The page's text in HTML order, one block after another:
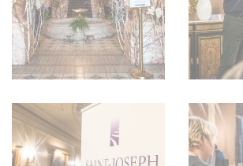
RECHERCHE VINS
NEWSLETTER
GUIDE DU VIGNOBLE
WINE TRADE CLUB
PUBLICITÉ
PRESSE
MENTIONS LÉGALES